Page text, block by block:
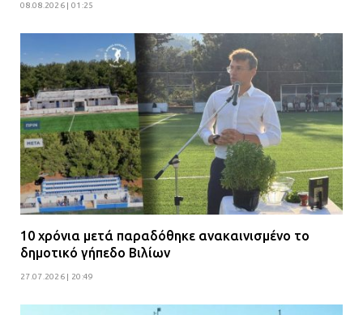
08.08.2026 | 01:25
10 χρόνια μετά παραδόθηκε ανακαινισμένο το
δημοτικό γήπεδο Βιλίων
27.07.2026 | 20:49